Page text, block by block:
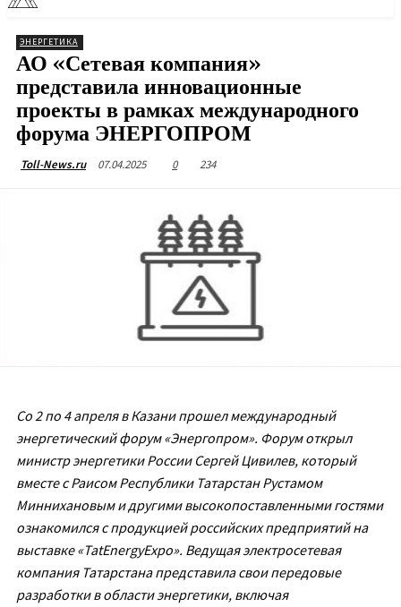
ЭНЕРГЕТИКА
АО «Сетевая компания»
представила инновационные
проекты в рамках международного
форума ЭНЕРГОПРОМ
Toll-News.ru 07.04.2025 0 234
Со 2 по 4 апреля в Казани прошел международный
энергетический форум «Энергопром». Форум открыл
министр энергетики России Сергей Цивилев, который
вместе с Раисом Республики Татарстан Рустамом
Миннихановым и другими высокопоставленными гостями
ознакомился с продукцией российских предприятий на
выставке «TatEnergyExpo». Ведущая электросетевая
компания Татарстана представила свои передовые
разработки в области энергетики, включая